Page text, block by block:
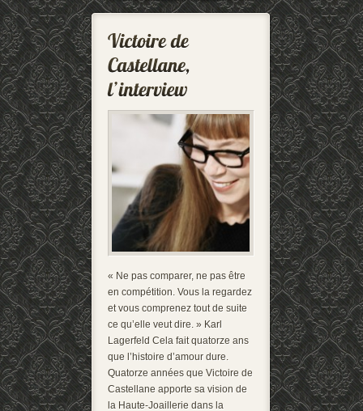
« Ne pas comparer, ne pas être
en compétition. Vous la regardez
et vous comprenez tout de suite
ce qu’elle veut dire. » Karl
Lagerfeld Cela fait quatorze ans
que l’histoire d’amour dure.
Quatorze années que Victoire de
Castellane apporte sa vision de
la Haute-Joaillerie dans la